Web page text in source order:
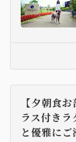
【夕朝食
ラス付き
と優雅にご